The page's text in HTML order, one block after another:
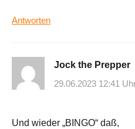
Antworten
Jock the Prepper
29.06.2023 12:41
Und wieder „BINGO“ daß,